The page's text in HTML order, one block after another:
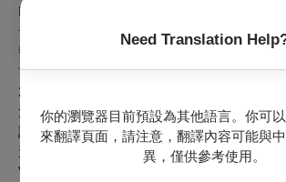
Need Translation
你的瀏覽器目前預設為其他語言。你可
來翻譯頁面，請注意，翻譯內容可能與
異，僅供參考使用。
Musik wohnt kein Schwung inne.
音樂只有兩種：好音樂和壞音樂。好音樂有
勢。
前維也納愛樂管絃樂團首席VESSELIN
2026年3月再度受邀來台演出。VESSELIN
滿哲學思想與正能量。在過去場場票房爆
許多愛樂者未能購票一睹大師風采。2026將
迷朋友們的熱情及支持。
Vesselin
是位童心未泯的音樂家，每每希望